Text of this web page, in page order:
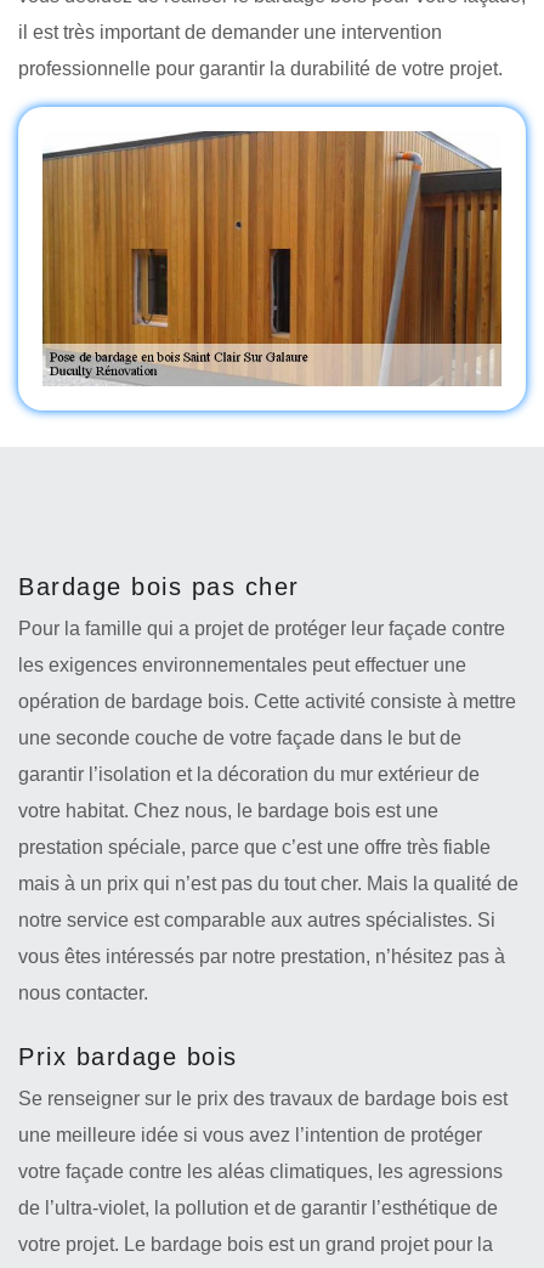
il est très important de demander une intervention
professionnelle pour garantir la durabilité de votre projet.
Bardage bois pas cher
Pour la famille qui a projet de protéger leur façade contre
les exigences environnementales peut effectuer une
opération de bardage bois. Cette activité consiste à mettre
une seconde couche de votre façade dans le but de
garantir l’isolation et la décoration du mur extérieur de
votre habitat. Chez nous, le bardage bois est une
prestation spéciale, parce que c’est une offre très fiable
mais à un prix qui n’est pas du tout cher. Mais la qualité de
notre service est comparable aux autres spécialistes. Si
vous êtes intéressés par notre prestation, n’hésitez pas à
nous contacter.
Prix bardage bois
Se renseigner sur le prix des travaux de bardage bois est
une meilleure idée si vous avez l’intention de protéger
votre façade contre les aléas climatiques, les agressions
de l’ultra-violet, la pollution et de garantir l’esthétique de
votre projet. Le bardage bois est un grand projet pour la